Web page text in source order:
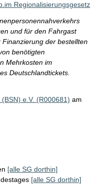
Regionalisierungsgesetz
und für den Fahrgast
der bestellten
benötigten
Mehrkosten im
Deutschlandtickets.
e.V. (R000681) am
[alle SG dorthin]
[alle SG dorthin]